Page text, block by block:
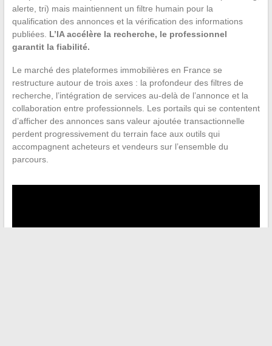
alerte, tri) mais maintiennent un filtre humain pour la
qualification des annonces et la vérification des informations
publiées. L’IA accélère la recherche, le professionnel
garantit la fiabilité.
Le marché des plateformes immobilières en France se
restructure autour de trois axes : la profondeur des filtres de
recherche, l’intégration de services au-delà de l’annonce et la
collaboration entre professionnels. Les portails qui se contentent
d’afficher des annonces sans valeur ajoutée transactionnelle
perdent progressivement du terrain face aux outils qui
accompagnent acheteurs et vendeurs sur l’ensemble du
parcours.